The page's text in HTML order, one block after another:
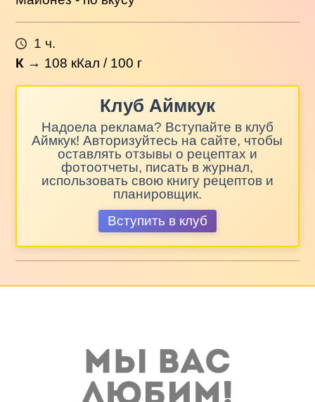
1 ч.
К → 108 кКал / 100 г
Клуб Аймкук
Надоела реклама? Вступайте в клуб
Аймкук! Авторизуйтесь на сайте, чтобы
оставлять отзывы о рецептах и
фотоотчеты, писать в журнал,
использовать свою книгу рецептов и
планировщик.
Вступить в клуб